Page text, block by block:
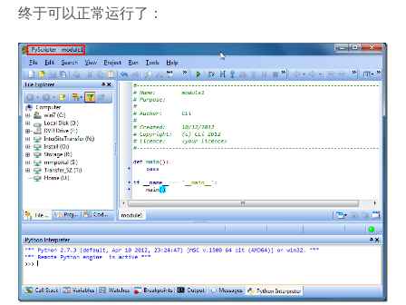
终于可以正常运行了：